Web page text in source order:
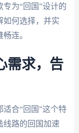
为“回国”设计的
如何选择，并实
连。
需求，告
合“回国”这个特
线路的回国加速